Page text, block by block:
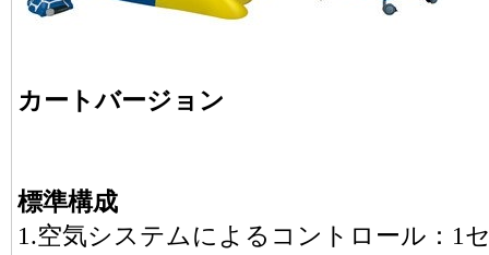
カートバージョン
標準構成
1.空気システムによるコントロール：1